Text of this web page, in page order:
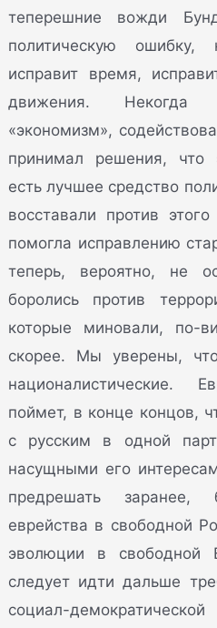
теперешние вожди
политическую ошибку,
исправит время,
движения. Некогда
«экономизм»,
принимал решения, что
есть лучшее средство
восставали против
помогла исправлению
теперь, вероятно, не
боролись против
которые миновали, по-
скорее. Мы уверены,
националистические.
поймет, в конце концов,
с русским в одной
насущными его
предрешать
еврейства в свободной
эволюции в свободной
следует идти дальше
социал-